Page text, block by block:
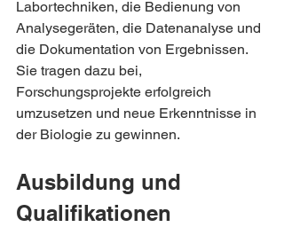
Labortechniken, die Bedienung von
Analysegeräten, die Datenanalyse und
die Dokumentation von Ergebnissen.
Sie tragen dazu bei,
Forschungsprojekte erfolgreich
umzusetzen und neue Erkenntnisse in
der Biologie zu gewinnen.
Ausbildung und
Qualifikationen